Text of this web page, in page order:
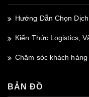
Hướng Dẫn Chọn
Kiến Thức Logistics,
Chăm sóc khách
BẢN ĐỒ